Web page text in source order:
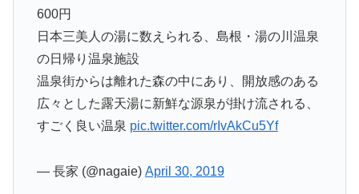
600円
日本三美人の湯に数えられる、島根・湯の川温泉
の日帰り温泉施設
温泉街からは離れた森の中にあり、開放感のある
広々とした露天湯に新鮮な源泉が掛け流される、
すごく良い温泉 pic.twitter.com/rIvAkCu5Yf
— 長家 (@nagaie) April 30, 2019